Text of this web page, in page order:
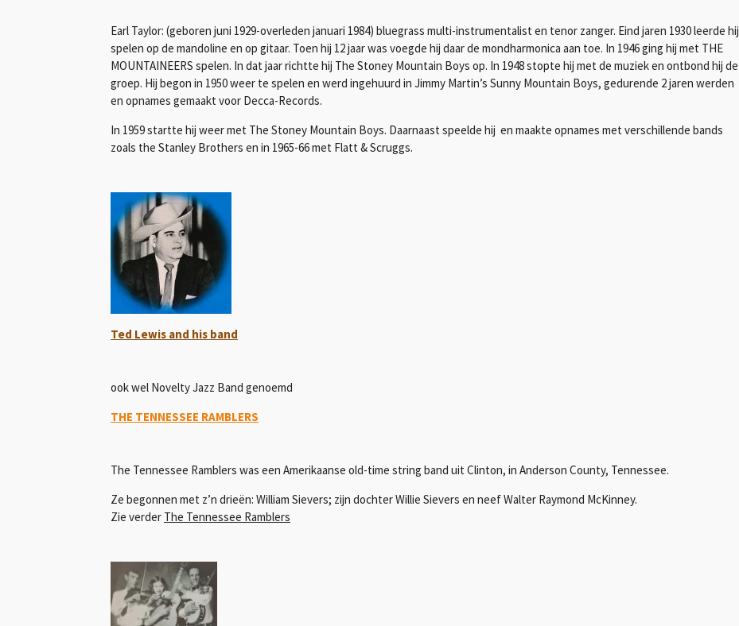
Earl Taylor: (geboren juni 1929-overleden januari 1984) bluegrass multi-instrumentalist en tenor zanger. Eind jaren 1930 leerde hij
spelen op de mandoline en op gitaar. Toen hij 12 jaar was voegde hij daar de mondharmonica aan toe. In 1946 ging hij met THE
MOUNTAINEERS spelen. In dat jaar richtte hij The Stoney Mountain Boys op. In 1948 stopte hij met de muziek en ontbond hij de
groep. Hij begon in 1950 weer te spelen en werd ingehuurd in Jimmy Martin’s Sunny Mountain Boys, gedurende 2 jaren werden
en opnames gemaakt voor Decca-Records.
In 1959 startte hij weer met The Stoney Mountain Boys. Daarnaast speelde hij en maakte opnames met verschillende bands
zoals the Stanley Brothers en in 1965-66 met Flatt & Scruggs.
Ted Lewis and his band
ook wel Novelty Jazz Band genoemd
THE TENNESSEE RAMBLERS
The Tennessee Ramblers was een Amerikaanse old-time string band uit Clinton, in Anderson County, Tennessee.
Ze begonnen met z’n drieën: William Sievers; zijn dochter Willie Sievers en neef Walter Raymond McKinney.
Zie verder The Tennessee Ramblers